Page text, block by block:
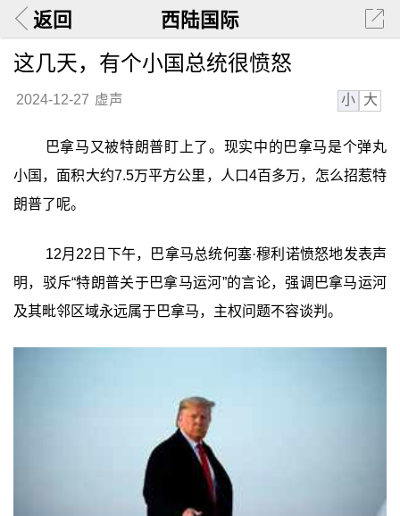
返回 西陆国际
这几天，有个小国总统很愤怒
2024-12-27 虚声 小 大
巴拿马又被特朗普盯上了。现实中的巴拿马是个弹丸
小国，面积大约7.5万平方公里，人口4百多万，怎么招惹特
朗普了呢。
12月22日下午，巴拿马总统何塞·穆利诺愤怒地发表声
明，驳斥“特朗普关于巴拿马运河”的言论，强调巴拿马运河
及其毗邻区域永远属于巴拿马，主权问题不容谈判。